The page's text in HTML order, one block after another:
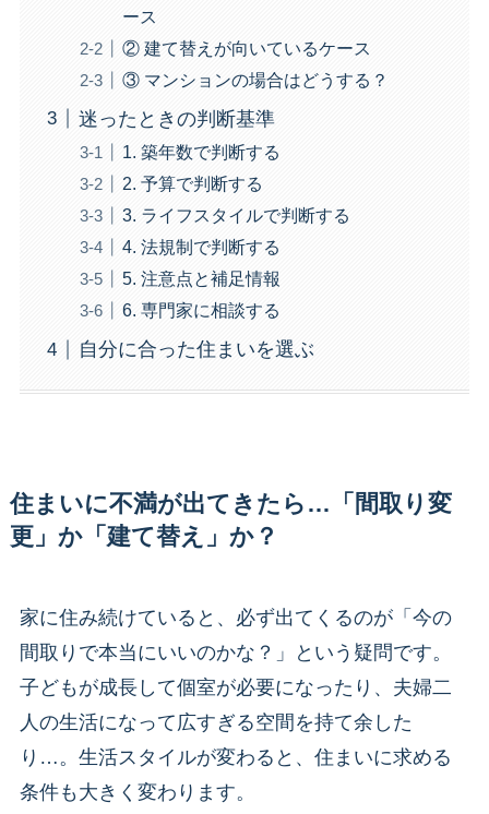
ース
② 建て替えが向いているケース
③ マンションの場合はどうする？
迷ったときの判断基準
1. 築年数で判断する
2. 予算で判断する
3. ライフスタイルで判断する
4. 法規制で判断する
5. 注意点と補足情報
6. 専門家に相談する
自分に合った住まいを選ぶ
住まいに不満が出てきたら…「間取り変
更」か「建て替え」か？
家に住み続けていると、必ず出てくるのが「今の
間取りで本当にいいのかな？」という疑問です。
子どもが成長して個室が必要になったり、夫婦二
人の生活になって広すぎる空間を持て余した
り…。生活スタイルが変わると、住まいに求める
条件も大きく変わります。